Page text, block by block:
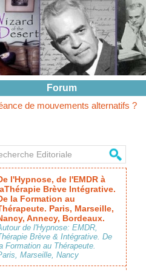
Forum
alternatifs ?
Le
l'Hypnose, de l'EMDR à
Brève Intégrative.
la Formation au
Paris, Marseille,
Annecy, Bordeaux.
de l'Hypnose: EMDR,
Brève & Intégrative. De
Formation au Thérapeute.
Marseille, Nancy